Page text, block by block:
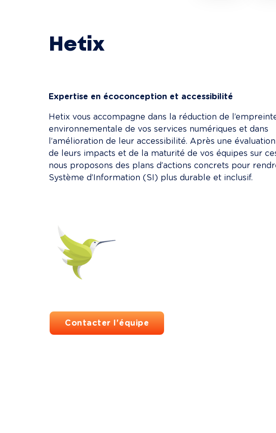
Hetix
Expertise en écoconception et accessibilité
Hetix vous accompagne dans la réduction de
environnementale de vos services numériques et dans
l’amélioration de leur accessibilité. Après une
de leurs impacts et de la maturité de vos équipes sur
nous proposons des plans d’actions concrets pour
Système d’Information (SI) plus durable et inclusif.
Contacter l'équipe